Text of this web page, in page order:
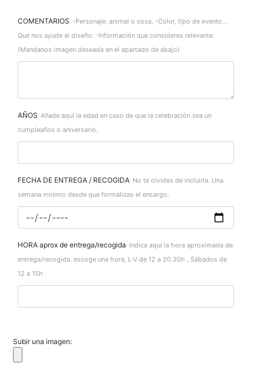
COMENTARIOS -Personaje, animal o cosa, -Color, tipo de evento...
Que nos ayude al diseño. -Información que consideres relevante.
(Mandanos imagen deseada en el apartado de abajo)
AÑOS Añade aquí la edad en caso de que la celebración sea un
cumpleaños o aniversario.
FECHA DE ENTREGA / RECOGIDA No te olvides de incluirla. Una
semana mínimo desde que formalizas el encargo.
HORA aprox de entrega/recogida Indica aquí la hora aproximada de
entrega/recogida. escoge una hora, L-V de 12 a 20.30h , Sábados de
12 a 15h
Subir una imagen: